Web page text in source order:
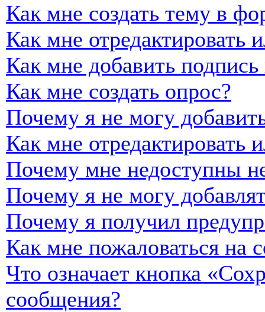
Как мне создать тему в
Как мне отредактировать
Как мне добавить
Как мне создать опрос?
Почему я не могу
Как мне отредактировать
Почему мне недоступны
Почему я не могу
Почему я получил
Как мне пожаловаться на
Что означает кнопка
сообщения?